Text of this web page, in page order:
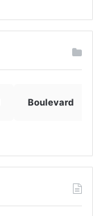
Boulevard